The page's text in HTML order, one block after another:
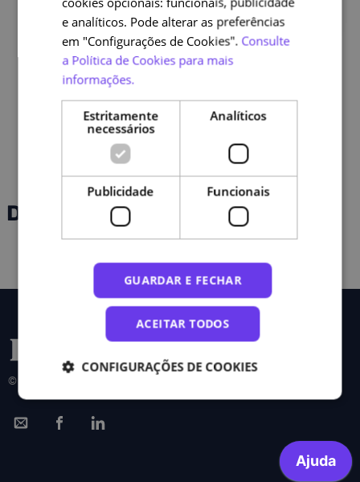
Logo
Direito - Direito Administrativo
© 2026 FCT|FCCN. Todos os direitos reservados.
e analíticos. Pode alterar as preferências
em "Configurações de Cookies". Consulte
a Política de Cookies para mais
informações.
Estritamente
necessários
Analíticos
Publicidade Funcionais
GUARDAR E FECHAR
ACEITAR TODOS
CONFIGURAÇÕES DE COOKIES